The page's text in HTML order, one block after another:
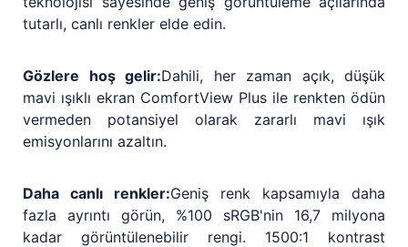
tutarlı, canlı renkler elde edin.
Gözlere hoş gelir:Dahili, her zaman açık, düşük
mavi ışıklı ekran ComfortView Plus ile renkten ödün
vermeden potansiyel olarak zararlı mavi ışık
emisyonlarını azaltın.
Daha canlı renkler:Geniş renk kapsamıyla daha
fazla ayrıntı görün, %100 sRGB'nin 16,7 milyona
kadar görüntülenebilir rengi. 1500:1 kontrast